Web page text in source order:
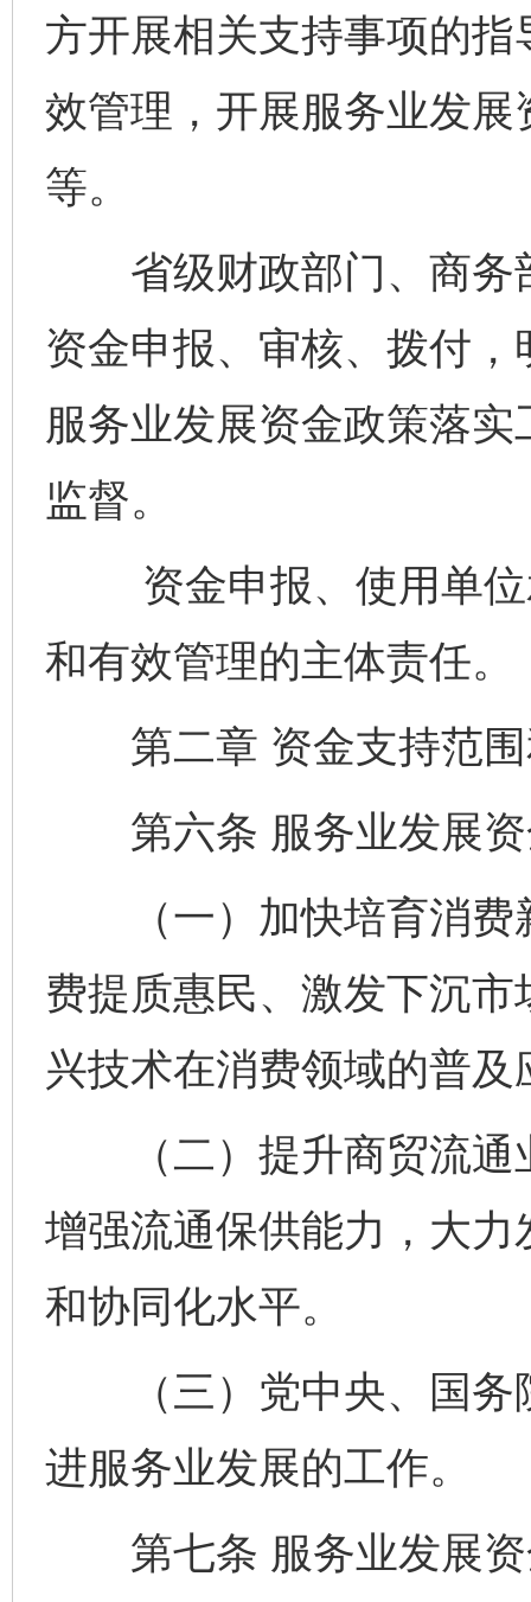
方开展相关支持事项的
效管理，开展服务业发
等。
省级财政部门、商务
资金申报、审核、拨付
服务业发展资金政策落
监督。
资金申报、使用单位
和有效管理的主体责任。
第二章 资金支持范围
第六条 服务业发展资
（一）加快培育消费
费提质惠民、激发下沉
兴技术在消费领域的普
（二）提升商贸流通
增强流通保供能力，大
和协同化水平。
（三）党中央、国务
进服务业发展的工作。
第七条 服务业发展资